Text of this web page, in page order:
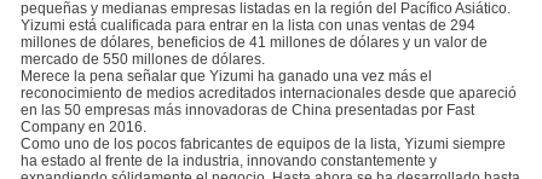
pequeñas y medianas empresas listadas en la región del Pacífico Asiático.
Yizumi está cualificada para entrar en la lista con unas ventas de 294
millones de dólares, beneficios de 41 millones de dólares y un valor de
mercado de 550 millones de dólares.
Merece la pena señalar que Yizumi ha ganado una vez más el
reconocimiento de medios acreditados internacionales desde que apareció
en las 50 empresas más innovadoras de China presentadas por Fast
Company en 2016.
Como uno de los pocos fabricantes de equipos de la lista, Yizumi siempre
ha estado al frente de la industria, innovando constantemente y